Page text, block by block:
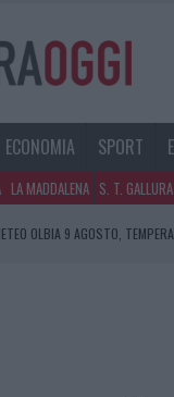
ECONOMIA SPORT
LA MADDALENA S. T. GALLURA
OLBIA 9 AGOSTO,
LA MADDALENA, LA